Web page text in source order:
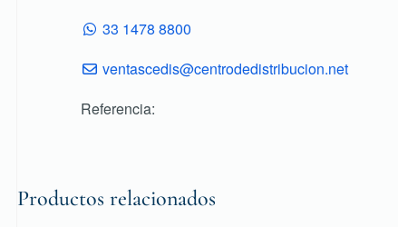
33 1478 8800
ventascedis@centrodedistribucion.net
Referencia:
Productos relacionados